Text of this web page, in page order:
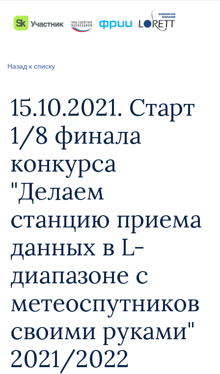
Назад к списку
15.10.2021. Старт
1/8 финала
конкурса
"Делаем
станцию приема
данных в L-
диапазоне с
метеоспутников
своими руками"
2021/2022